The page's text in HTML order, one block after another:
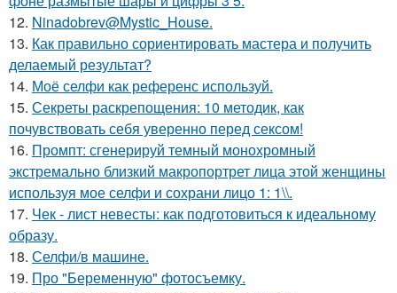
12. Ninadobrev@Mystic_House.
13. Как правильно сориентировать мастера и получить
делаемый результат?
14. Моё селфи как референс используй.
15. Секреты раскрепощения: 10 методик, как
почувствовать себя уверенно перед сексом!
16. Промпт: сгенерируй темный монохромный
экстремально близкий макропортрет лица этой женщины
используя мое селфи и сохрани лицо 1: 1\\.
17. Чек - лист невесты: как подготовиться к идеальному
образу.
18. Селфи/в машине.
19. Про "Беременную" фотосъемку.